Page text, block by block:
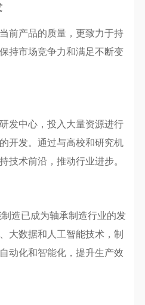
前产品的质量，更致力于持
持市场竞争力和满足不断变
发中心，投入大量资源进行
开发。通过与高校和研究机
技术前沿，推动行业进步。
造已成为轴承制造行业的发
大数据和人工智能技术，制
动化和智能化，提升生产效